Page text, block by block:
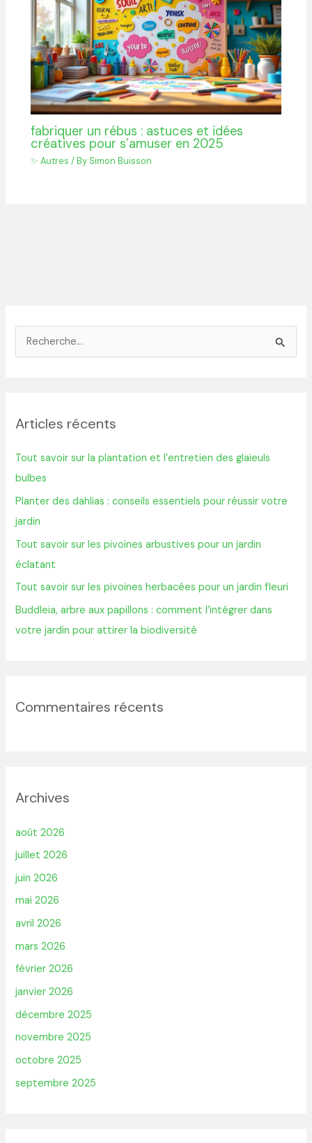
fabriquer un rébus : astuces et idées
créatives pour s’amuser en 2025
✨ Autres / By Simon Buisson
e
c
h
e
r
:
Articles récents
Tout savoir sur la plantation et l’entretien des glaïeuls
bulbes
Planter des dahlias : conseils essentiels pour réussir votre
jardin
Tout savoir sur les pivoines arbustives pour un jardin
éclatant
Tout savoir sur les pivoines herbacées pour un jardin fleuri
Buddleia, arbre aux papillons : comment l’intégrer dans
votre jardin pour attirer la biodiversité
Commentaires récents
Archives
août 2026
juillet 2026
juin 2026
mai 2026
avril 2026
mars 2026
février 2026
janvier 2026
décembre 2025
novembre 2025
octobre 2025
septembre 2025